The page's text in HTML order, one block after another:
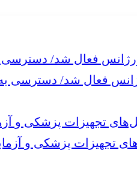
فعال شد/ دسترسی به
تجهیزات پزشکی و